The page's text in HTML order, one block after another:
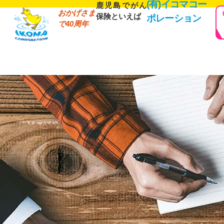
おかげさま
で40周年
鹿児島でがん
保険といえば
(有)イコマコー
ポレーション